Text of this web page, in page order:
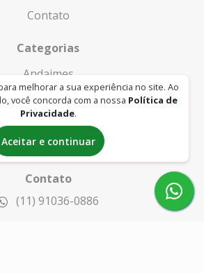
Contato
Categorias
Andaimes
Concretagem
e Rompedores
Jardinagem
Contato
(11) 91036-0886
melhorar a sua experiência no site. Ao
você concorda com a nossa Política de
Privacidade.
Aceitar e continuar